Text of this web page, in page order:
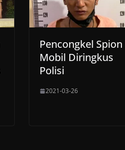
Pencongkel Spion
Mobil Diringkus
Polisi
2021-03-26